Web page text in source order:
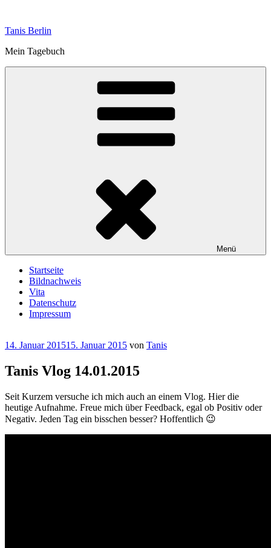
springen
Tanis Berlin
Mein Tagebuch
Menü
Startseite
Bildnachweis
Vita
Datenschutz
Impressum
Veröffentlicht
14. Januar 201515. Januar 2015 von Tanis
Tanis Vlog 14.01.2015
Seit Kurzem versuche ich mich auch an einem Vlog. Hier die
heutige Aufnahme. Freue mich über Feedback, egal ob Positiv oder
Negativ. Jeden Tag ein bisschen besser? Hoffentlich 😉